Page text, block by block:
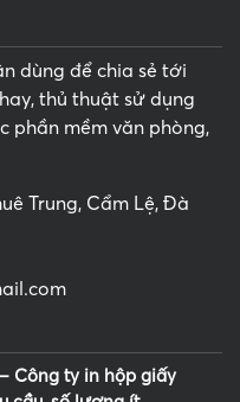
dùng để chia sẻ tới
thủ thuật sử dụng
phần mềm văn phòng,
Trung, Cẩm Lệ, Đà
Công ty in hộp giấy